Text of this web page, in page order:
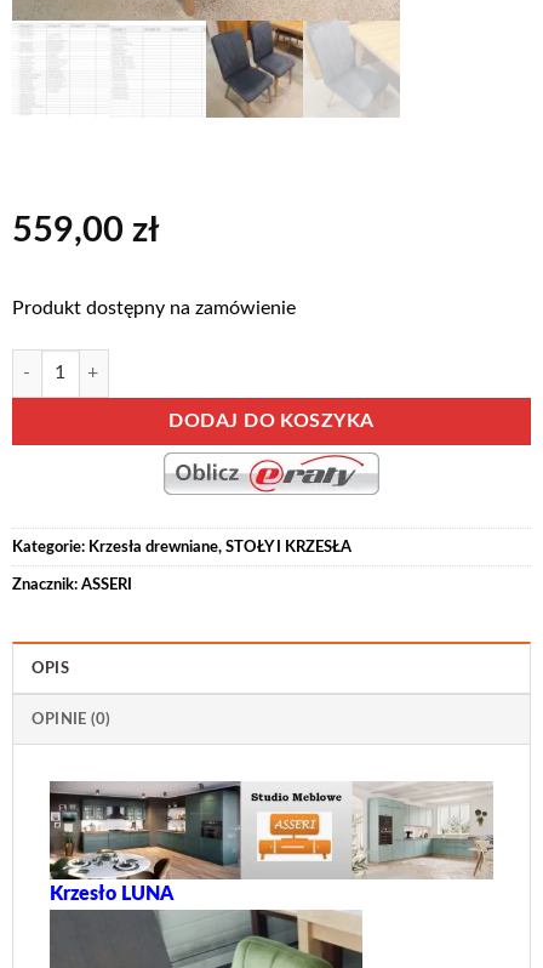
559,00 zł
Produkt dostępny na zamówienie
ilość Krzesło dębowe LUNA
DODAJ DO KOSZYKA
Alternative:
Kategorie: Krzesła drewniane, STOŁY I KRZESŁA
Znacznik: ASSERI
OPIS
OPINIE (0)
Krzesło LUNA